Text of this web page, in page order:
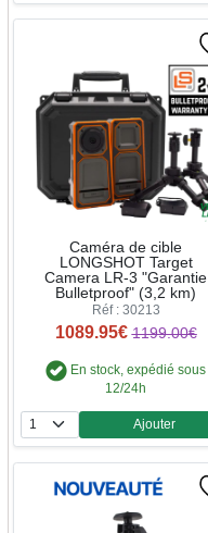
Caméra de cible
LONGSHOT Target
Camera LR-3 "Garantie
Bulletproof" (3,2 km)
Réf : 30213
1089.95€ 1199.00€
En stock, expédié sous
12/24h
Quantité
Ajouter